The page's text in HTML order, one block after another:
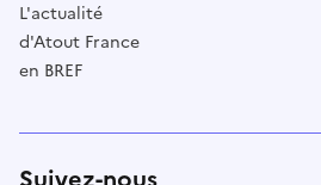
L'actualité
d'Atout France
en BREF